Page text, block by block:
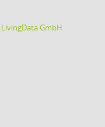
LivingData GmbH